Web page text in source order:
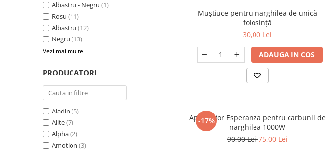
Albastru - Negru (1)
Rosu (11)
Albastru (12)
Negru (13)
Vezi mai multe
PRODUCATORI
Aladin (5)
Alite(7)
Alpha(2)
Amotion (3)
Muștiuce pentru narghilea de unică
folosință
30,00 Lei
ADAUGA IN COS
-17%
Aprinzator Esperanza pentru carbunii de
narghilea 1000W
90,00 Lei75,00 Lei